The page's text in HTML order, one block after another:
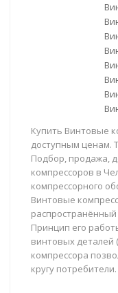
Купить Винтовые
доступным ценам.
Подбор, продажа,
компрессоров в
компрессорного
Винтовые
распространённый
Принцип его
винтовых деталей
компрессора
кругу потребители.